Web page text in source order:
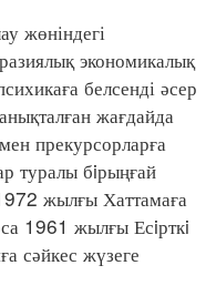
жөніндегі
экономикалық
белсенді әсер
жағдайда
прекурсорларға
туралы бiрыңғай
жылғы Хаттамаға
1961 жылғы Есiрткi
сәйкес жүзеге